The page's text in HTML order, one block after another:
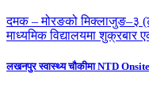
दमक – मोरङको मिक्लाजुङ–३
माध्यमिक विद्यालयमा शुक्रबार
लखनपुर स्वास्थ्य चौकीमा NTD